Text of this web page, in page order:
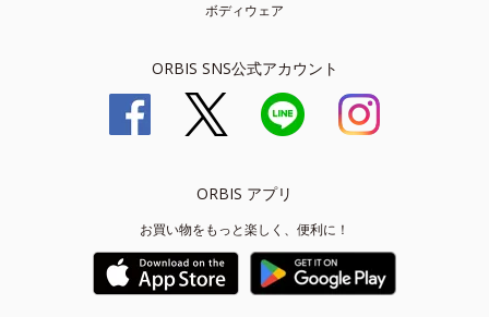
ボディウェア
ORBIS SNS公式アカウント
ORBIS アプリ
お買い物をもっと楽しく、便利に！